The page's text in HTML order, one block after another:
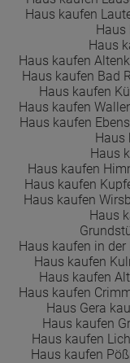
Haus kaufen
Haus
Haus
Haus kaufen
Haus kaufen Bad
Haus kaufen
Haus kaufen
Haus kaufen
Haus
Haus
Haus kaufen
Haus kaufen
Haus kaufen
Haus
Haus kaufen in der
Haus kaufen
Haus kaufen
Haus kaufen
Haus Gera
Haus kaufen
Haus kaufen
Haus kaufen